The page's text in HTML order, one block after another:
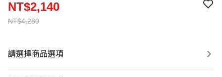
NT$4,280
NT$2,140
請選擇商品選項